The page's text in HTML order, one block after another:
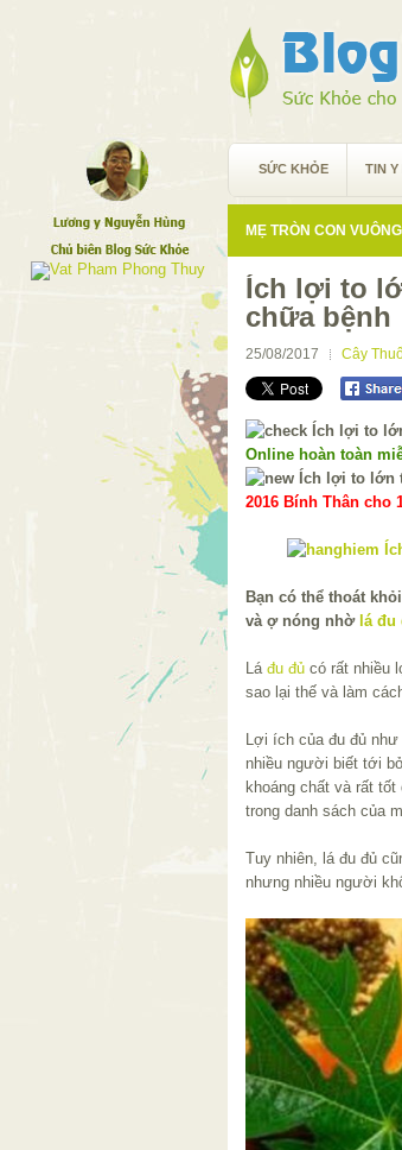
SỨC KHỎE TIN Y
MẸ TRÒN CON VUÔNG
Ích lợi to
chữa bệnh
25/08/2017 Cây
Online hoàn toàn
2016 Bính Thân cho
Bạn có thể thoát
và ợ nóng nhờ lá đu
Lá đu đủ có rất nhiều
sao lại thế và làm
Lợi ích của đu đủ
nhiều người biết tới
khoáng chất và rất
trong danh sách của
Tuy nhiên, lá đu đủ
nhưng nhiều người